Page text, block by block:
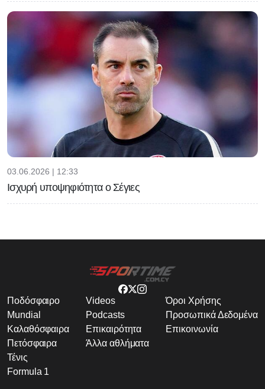
03.06.2026 | 12:33
Ισχυρή υποψηφιότητα ο Σέγιες
Ποδόσφαιρο
Mundial
Καλαθόσφαιρα
Πετόσφαιρα
Τένις
Formula 1
Videos
Podcasts
Επικαιρότητα
Άλλα αθλήματα
Όροι Χρήσης
Προσωπικά Δεδομένα
Επικοινωνία